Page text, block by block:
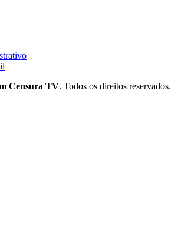
Censura TV. Todos os direitos reservados.